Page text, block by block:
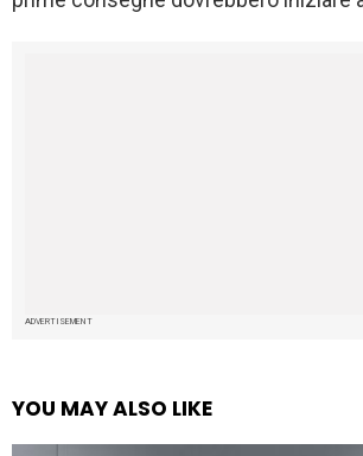
ADVERTISEMENT
YOU MAY ALSO LIKE